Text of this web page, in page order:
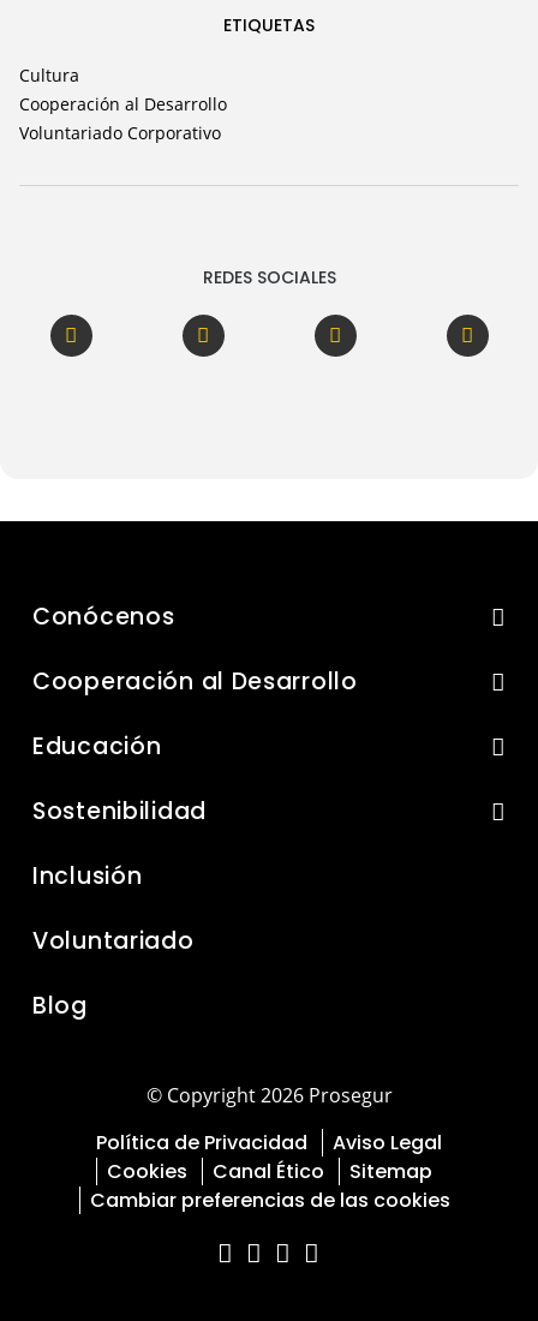
ETIQUETAS
Cultura
Cooperación al Desarrollo
Voluntariado Corporativo
REDES SOCIALES
Conócenos
Cooperación al Desarrollo
Educación
Sostenibilidad
Inclusión
Voluntariado
Blog
© Copyright 2026 Prosegur
Política de Privacidad
Aviso Legal
Cookies
Canal Ético
Sitemap
Cambiar preferencias de las cookies